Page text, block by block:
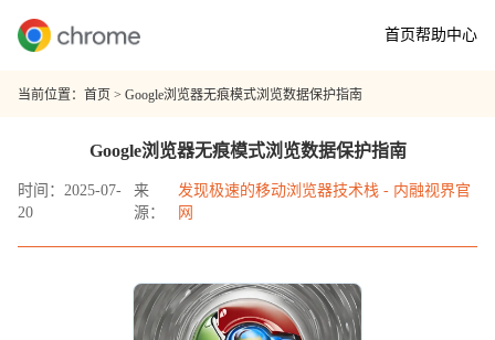
首页帮助中心
当前位置： 首页 > Google浏览器无痕模式浏览数据保护指南
Google浏览器无痕模式浏览数据保护指南
时间：2025-07-
20
来
源：
发现极速的移动浏览器技术栈 - 内融视界官
网